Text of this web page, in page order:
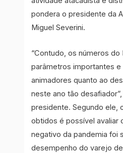
pondera o presidente da
Miguel Severini.
“Contudo, os números
parâmetros importantes e
animadores quanto ao
neste ano tão
presidente. Segundo ele,
obtidos é possível avaliar
negativo da pandemia foi
desempenho do varejo de